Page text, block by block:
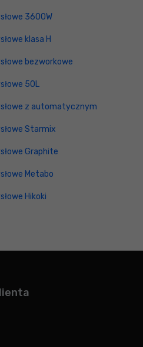
3600W
klasa H
bezworkowe
50L
z automatycznym
Starmix
Graphite
Metabo
Hikoki